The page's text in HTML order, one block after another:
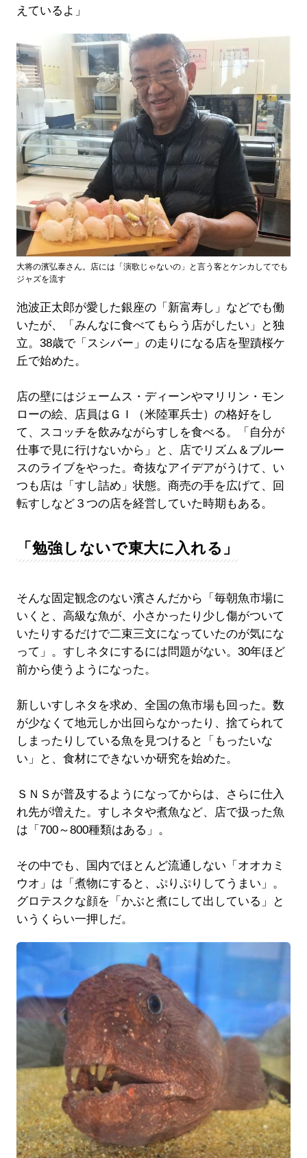
えているよ」
大将の濱弘泰さん。店には「演歌じゃないの」と言う客とケンカしてでも
ジャズを流す
池波正太郎が愛した銀座の「新富寿し」などでも働
いたが、「みんなに食べてもらう店がしたい」と独
立。38歳で「スシバー」の走りになる店を聖蹟桜ケ
丘で始めた。
店の壁にはジェームス・ディーンやマリリン・モン
ローの絵、店員はＧＩ（米陸軍兵士）の格好をし
て、スコッチを飲みながらすしを食べる。「自分が
仕事で見に行けないから」と、店でリズム＆ブルー
スのライブをやった。奇抜なアイデアがうけて、い
つも店は「すし詰め」状態。商売の手を広げて、回
転すしなど３つの店を経営していた時期もある。
「勉強しないで東大に入れる」
そんな固定観念のない濱さんだから「毎朝魚市場に
いくと、高級な魚が、小さかったり少し傷がついて
いたりするだけで二束三文になっていたのが気にな
って」。すしネタにするには問題がない。30年ほど
前から使うようになった。
新しいすしネタを求め、全国の魚市場も回った。数
が少なくて地元しか出回らなかったり、捨てられて
しまったりしている魚を見つけると「もったいな
い」と、食材にできないか研究を始めた。
ＳＮＳが普及するようになってからは、さらに仕入
れ先が増えた。すしネタや煮魚など、店で扱った魚
は「700～800種類はある」。
その中でも、国内でほとんど流通しない「オオカミ
ウオ」は「煮物にすると、ぷりぷりしてうまい」。
グロテスクな顔を「かぶと煮にして出している」と
いうくらい一押しだ。